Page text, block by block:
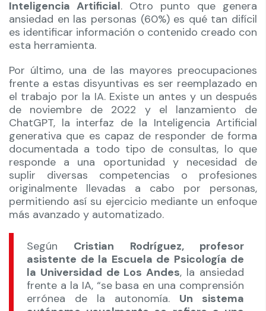
Inteligencia Artificial. Otro punto que genera
ansiedad en las personas (60%) es qué tan difícil
es identificar información o contenido creado con
esta herramienta.
Por último, una de las mayores preocupaciones
frente a estas disyuntivas es ser reemplazado en
el trabajo por la IA. Existe un antes y un después
de noviembre de 2022 y el lanzamiento de
ChatGPT, la interfaz de la Inteligencia Artificial
generativa que es capaz de responder de forma
documentada a todo tipo de consultas, lo que
responde a una oportunidad y necesidad de
suplir diversas competencias o profesiones
originalmente llevadas a cabo por personas,
permitiendo así su ejercicio mediante un enfoque
más avanzado y automatizado.
Según Cristian Rodríguez, profesor
asistente de la Escuela de Psicología de
la Universidad de Los Andes, la ansiedad
frente a la IA, “se basa en una comprensión
errónea de la autonomía. Un sistema